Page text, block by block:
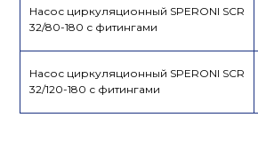
Насос циркуляционный SPERONI SCR
32/80-180 с фитингами
Насос циркуляционный SPERONI SCR
32/120-180 с фитингами